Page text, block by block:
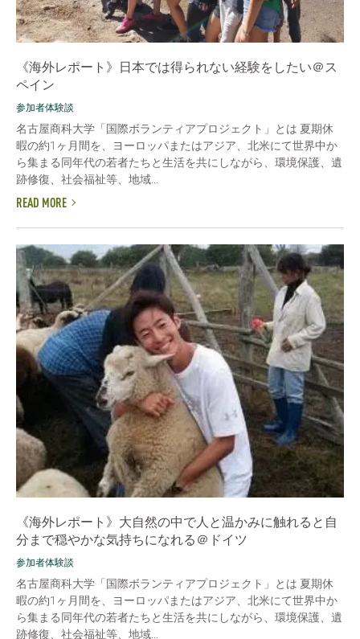
《海外レポート》日本では得られない経験をしたい＠ス
ペイン
参加者体験談
名古屋商科大学「国際ボランティアプロジェクト」とは 夏期休
暇の約1ヶ月間を、ヨーロッパまたはアジア、北米にて世界中か
ら集まる同年代の若者たちと生活を共にしながら、環境保護、遺
跡修復、社会福祉等、地域...
READ MORE
《海外レポート》大自然の中で人と温かみに触れると自
分まで穏やかな気持ちになれる＠ドイツ
参加者体験談
名古屋商科大学「国際ボランティアプロジェクト」とは 夏期休
暇の約1ヶ月間を、ヨーロッパまたはアジア、北米にて世界中か
ら集まる同年代の若者たちと生活を共にしながら、環境保護、遺
跡修復、社会福祉等、地域...